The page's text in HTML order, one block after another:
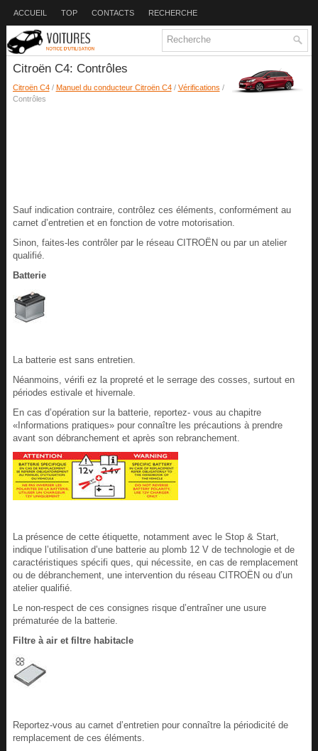
ACCUEIL TOP CONTACTS RECHERCHE
Citroën C4: Contrôles
Citroën C4/ Manuel du conducteur Citroën C4/ Vérifications /
Contrôles
Sauf indication contraire, contrôlez ces éléments, conformément au
carnet d’entretien et en fonction de votre motorisation.
Sinon, faites-les contrôler par le réseau CITROËN ou par un atelier
qualifié.
Batterie
La batterie est sans entretien.
Néanmoins, vérifi ez la propreté et le serrage des cosses, surtout en
périodes estivale et hivernale.
En cas d’opération sur la batterie, reportez- vous au chapitre
«Informations pratiques» pour connaître les précautions à prendre
avant son débranchement et après son rebranchement.
La présence de cette étiquette, notamment avec le Stop & Start,
indique l’utilisation d’une batterie au plomb 12 V de technologie et de
caractéristiques spécifi ques, qui nécessite, en cas de remplacement
ou de débranchement, une intervention du réseau CITROËN ou d’un
atelier qualifié.
Le non-respect de ces consignes risque d’entraîner une usure
prématurée de la batterie.
Filtre à air et filtre habitacle
Reportez-vous au carnet d’entretien pour connaître la périodicité de
remplacement de ces éléments.